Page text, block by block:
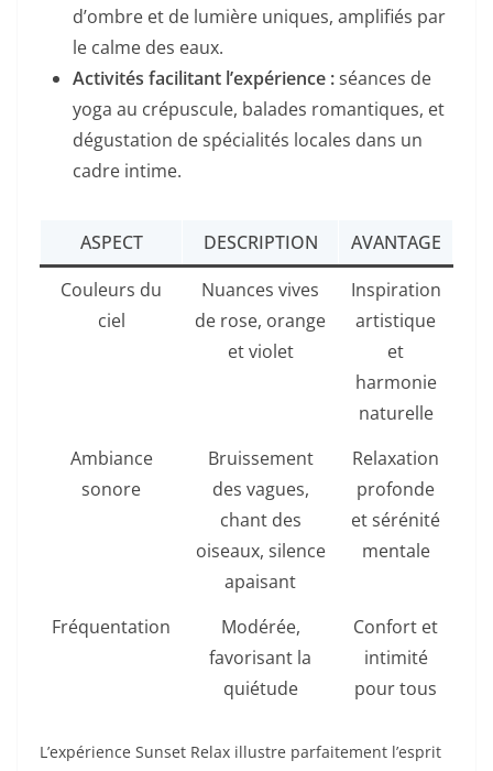
d’ombre et de lumière uniques, amplifiés par
le calme des eaux.
Activités facilitant l’expérience :séances de
yoga au crépuscule, balades romantiques, et
dégustation de spécialités locales dans un
cadre intime.
ASPECT DESCRIPTION
AVANTAGE
Couleurs du
ciel
Nuances vives
de rose, orange
et violet
Inspiration
artistique
et
harmonie
naturelle
Ambiance
sonore
Bruissement
des vagues,
chant des
oiseaux, silence
apaisant
Relaxation
profonde
et sérénité
mentale
Fréquentation
Modérée,
favorisant la
quiétude
Confort et
intimité
pour tous
L’expérience Sunset Relax illustre parfaitement l’esprit